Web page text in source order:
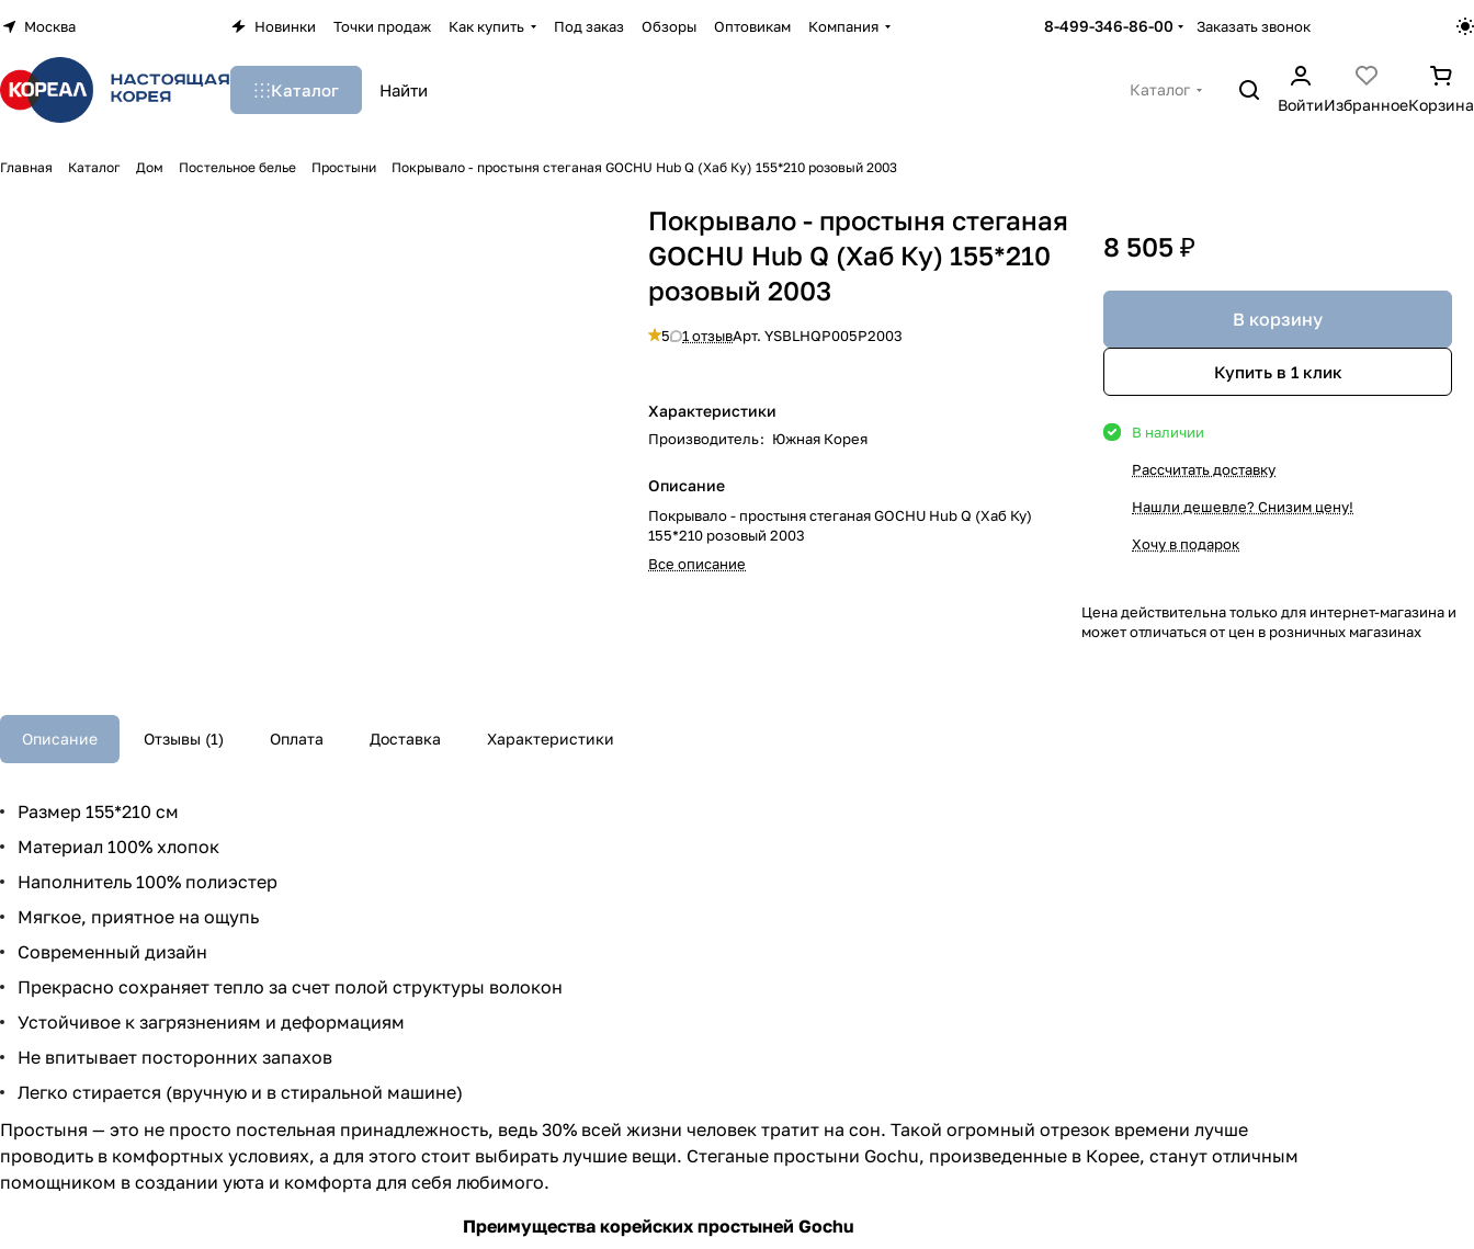
Москва Новинки Точки продаж Как купить Под заказ Обзоры Оптовикам Компания 8-499-346-86-00 Заказать звонок
Каталог
Каталог
ВойтиИзбранноеКорзина
Главная Каталог Дом Постельное белье Простыни Покрывало - простыня стеганая GOCHU Hub Q (Хаб Ку) 155*210 розовый 2003
Покрывало - простыня стеганая
GOCHU Hub Q (Хаб Ку) 155*210
розовый 2003
5 1 отзывАрт.YSBLHQP005P2003
Характеристики
Производитель: Южная Корея
Описание
Покрывало - простыня стеганая GOCHU Hub Q (Хаб Ку)
155*210 розовый 2003
Все описание
8 505 ₽
В корзину
Купить в 1 клик
В наличии
Рассчитать доставку
Нашли дешевле? Снизим цену!
Хочу в подарок
Цена действительна только для интернет-магазина и
может отличаться от цен в розничных магазинах
Описание Отзывы (1) Оплата Доставка Характеристики
Размер 155*210 см
Материал 100% хлопок
Наполнитель 100% полиэстер
Мягкое, приятное на ощупь
Современный дизайн
Прекрасно сохраняет тепло за счет полой структуры волокон
Устойчивое к загрязнениям и деформациям
Не впитывает посторонних запахов
Легко стирается (вручную и в стиральной машине)
Простыня — это не просто постельная принадлежность, ведь 30% всей жизни человек тратит на сон. Такой огромный отрезок времени лучше
проводить в комфортных условиях, а для этого стоит выбирать лучшие вещи. Стеганые простыни Gochu, произведенные в Корее, станут отличным
помощником в создании уюта и комфорта для себя любимого.
Преимущества корейских простыней Gochu